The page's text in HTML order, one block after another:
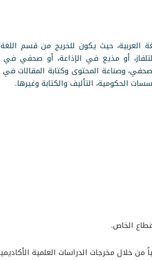
حيث يكون للخريج من قسم اللغة
أو مذيع في الإذاعة، أو صحفي في
وصناعة المحتوى وكتابة المقالات في
الحكومية، التأليف والكتابة وغيرها.
الخاص.
من خلال مخرجات الدراسات العلمية